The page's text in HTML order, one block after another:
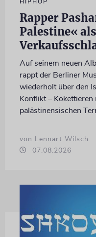
HIPHOP
Rapper
Palestine« als
Auf seinem neuen
rappt der Berliner
wiederholt über den
Konflikt – Kokettieren
palästinensischen
von Lennart Wilsch
07.08.2026